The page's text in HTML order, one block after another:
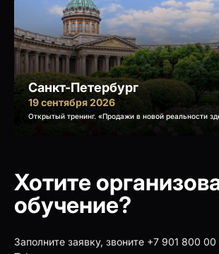
Санкт-Петербург
19 сентября 2026
Открытый тренинг. «Продажи в новой реальности
Хотите
обучение?
Заполните заявку, звоните +7 901 800